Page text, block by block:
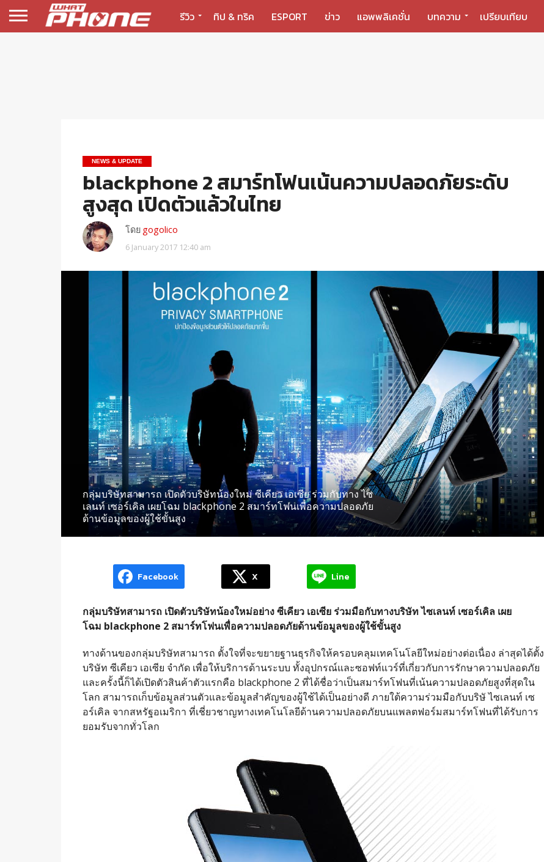
รีวิว ทิป & ทริค ESPORT ข่าว แอพพลิเคชั่น บทความ เปรียบเทียบ
NEWS & UPDATE
blackphone 2 สมาร์ทโฟนเน้นความปลอดภัยระดับ
สูงสุด เปิดตัวแล้วในไทย
โดย gogolico
6 January 2017 12:40 am
กลุ่มบริษัทสามารถ เปิดตัวบริษัทน้องใหม่ ซีเคียว เอเซีย ร่วมกับทาง ไซ
เลนท์ เซอร์เคิล เผยโฉม blackphone 2 สมาร์ทโฟนเพื่อความปลอดภัย
ด้านข้อมูลของผู้ใช้ขั้นสูง
Facebook X Line
กลุ่มบริษัทสามารถ เปิดตัวบริษัทน้องใหม่อย่าง ซีเคียว เอเซีย ร่วมมือกับทางบริษัท ไซเลนท์ เซอร์เคิล เผย
โฉม blackphone 2 สมาร์ทโฟนเพื่อความปลอดภัยด้านข้อมูลของผู้ใช้ขั้นสูง
ทางด้านของกลุ่มบริษัทสามารถ ตั้งใจที่จะขยายฐานธุรกิจให้ครอบคลุมเทคโนโลยีใหม่อย่างต่อเนื่อง ล่าสุดได้ตั้ง
บริษัท ซีเคียว เอเซีย จำกัด เพื่อให้บริการด้านระบบ ทั้งอุปกรณ์และซอฟท์แวร์ที่เกี่ยวกับการรักษาความปลอดภัย
และครั้งนี้ก็ได้เปิดตัวสินค้าตัวแรกคือ blackphone 2 ที่ได้ชื่อว่าเป็นสมาร์ทโฟนที่เน้นความปลอดภัยสูงที่สุดใน
โลก สามารถเก็บข้อมูลส่วนตัวและข้อมูลสำคัญของผู้ใช้ได้เป็นอย่างดี ภายใต้ความร่วมมือกับบริษั ไซเลนท์ เซ
อร์เคิล จากสหรัฐอเมริกา ที่เชี่ยวชาญทางเทคโนโลยีด้านความปลอดภัยบนแพลตฟอร์มสมาร์ทโฟนที่ได้รับการ
ยอมรับจากทั่วโลก